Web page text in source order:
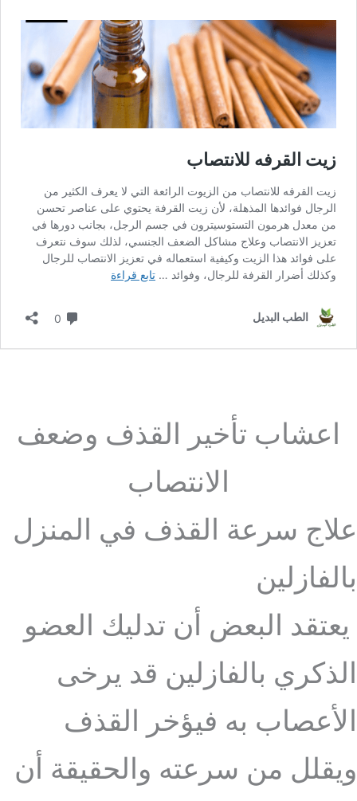
اعشاب تأخير القذف وضعف
الانتصاب
علاج سرعة القذف في المنزل
بالفازلين
يعتقد البعض أن تدليك العضو
الذكري بالفازلين قد يرخى
الأعصاب به فيؤخر القذف
ويقلل من سرعته والحقيقة أن